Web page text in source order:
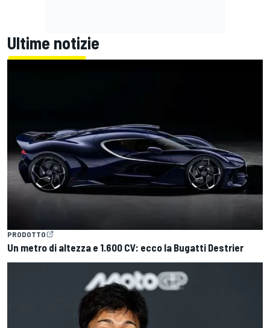
Ultime notizie
PRODOTTO
Un metro di altezza e 1.600 CV: ecco la Bugatti Destrier